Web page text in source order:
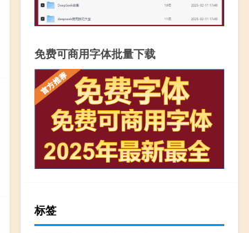
免费可商用字体批量下载
标签